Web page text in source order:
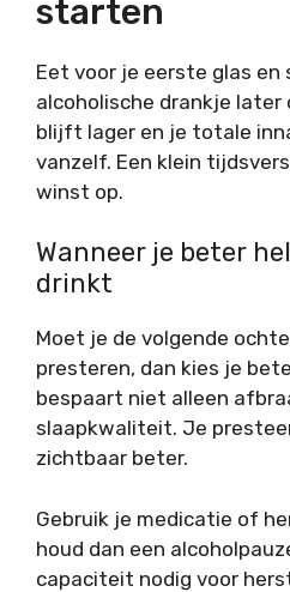
starten
Eet voor je eerste glas
alcoholische drankje later
blijft lager en je totale
vanzelf. Een klein
winst op.
Wanneer je beter
drinkt
Moet je de volgende
presteren, dan kies je
bespaart niet alleen
slaapkwaliteit. Je
zichtbaar beter.
Gebruik je medicatie of
houd dan een
capaciteit nodig voor